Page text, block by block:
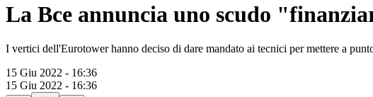
La Bce annuncia uno scudo
I vertici dell'Eurotower hanno deciso di dare mandato ai tecnici per mettere a
15 Giu 2022 - 16:36
15 Giu 2022 - 16:36